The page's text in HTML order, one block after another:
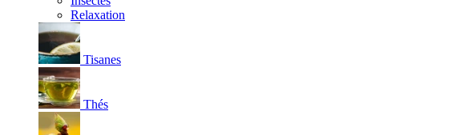
Relaxation
Tisanes
Thés